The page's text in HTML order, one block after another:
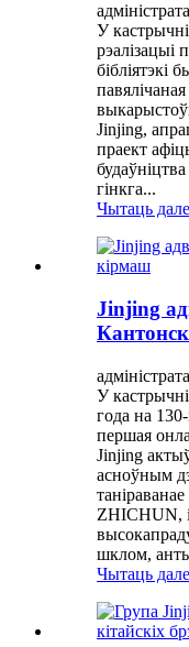
У
рэалізацыі
бібліятэкі
Jinjing,
праект
гінкга...
Чытаць
Jinjing
У
года на
першая
Jinjing
асноўным
ZHICHUN,
шклом,
Чытаць